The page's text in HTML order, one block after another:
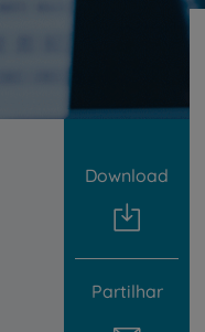
Download
Partilhar